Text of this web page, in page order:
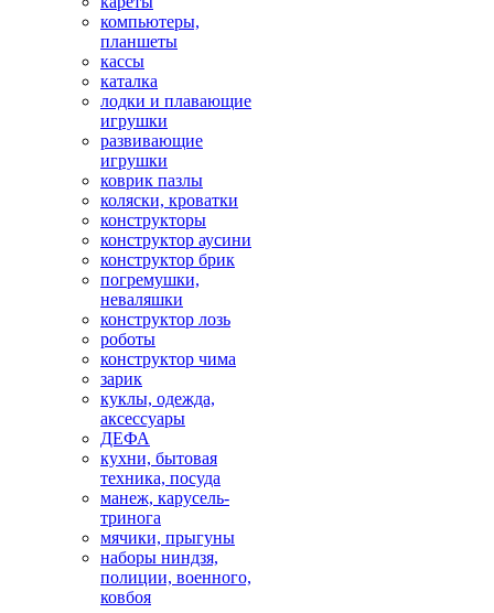
компьютеры,
планшеты
кассы
каталка
лодки и плавающие
игрушки
развивающие
игрушки
коврик пазлы
коляски, кроватки
конструкторы
конструктор аусини
конструктор брик
погремушки,
неваляшки
конструктор лозь
роботы
конструктор чима
зарик
куклы, одежда,
аксессуары
ДЕФА
кухни, бытовая
техника, посуда
манеж, карусель-
тринога
мячики, прыгуны
наборы ниндзя,
полиции, военного,
ковбоя